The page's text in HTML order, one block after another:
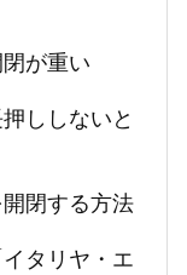
が重い
ししないと
閉する方法
タリヤ・エ